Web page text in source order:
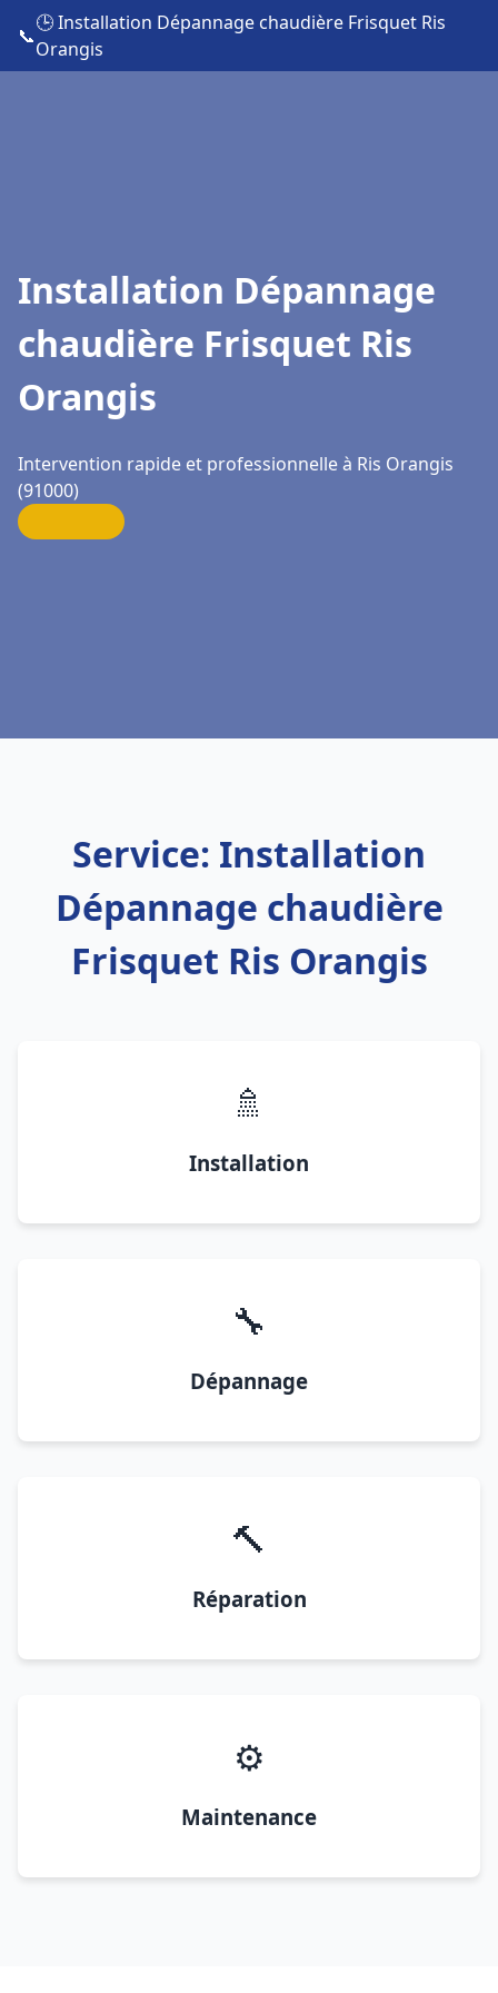
📞
🕒 Installation Dépannage chaudière Frisquet Ris
Orangis
Installation Dépannage
chaudière Frisquet Ris
Orangis
Intervention rapide et professionnelle à Ris Orangis
(91000)
Service: Installation
Dépannage chaudière
Frisquet Ris Orangis
🚿
Installation
🔧
Dépannage
🔨
Réparation
⚙️
Maintenance